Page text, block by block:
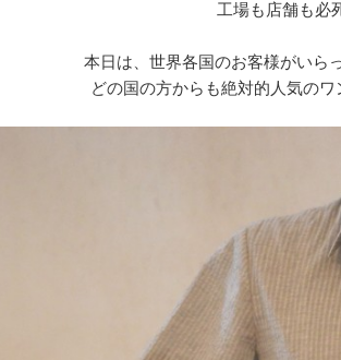
工場も店舗も必
本日は、世界各国のお客様がいらっ
どの国の方からも絶対的人気のワ